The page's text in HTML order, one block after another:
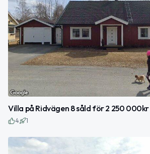
Villa på Ridvägen 8 såld för 2 250 000kr
4 1